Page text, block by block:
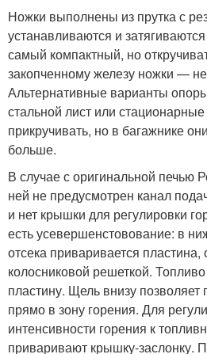
Ножки выполнены из прутка с
устанавливаются и
самый компактный, но
закопченному железу ножки —
Альтернативные варианты
стальной лист или
прикручивать, но в багажнике
больше.
В случае с оригинальной печью
ней не предусмотрен канал
и нет крышки для регулировки
есть усевершенстовование: в
отсека приваривается
колосниковой решеткой.
пластину. Щель внизу позволяет
прямо в зону горения. Для
интенсивности горения к
приваривают крышку-заслонку.